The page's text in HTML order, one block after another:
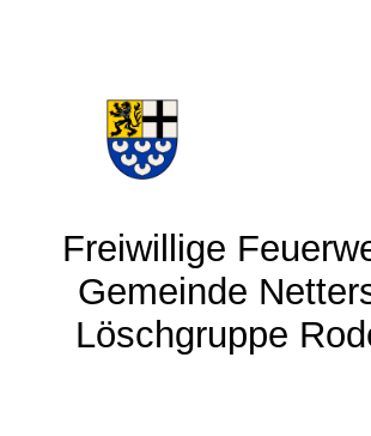
Freiwillige
Gemeinde
Löschgruppe